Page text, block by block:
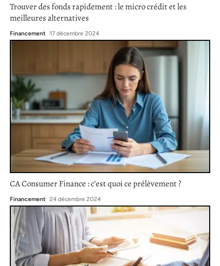
Trouver des fonds rapidement : le micro crédit et les
meilleures alternatives
Financement 17 décembre 2024
CA Consumer Finance : c’est quoi ce prélèvement ?
Financement 24 décembre 2024